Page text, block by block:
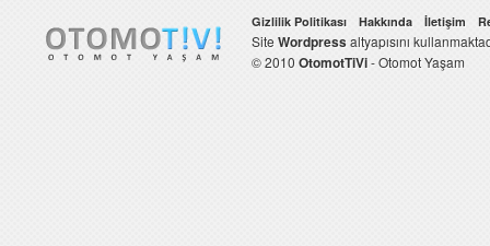
Gizlilik Politikası Hakkında İletişim
Site Wordpressaltyapısını
© 2010 OtomotTiVi- Otomot Yaşam